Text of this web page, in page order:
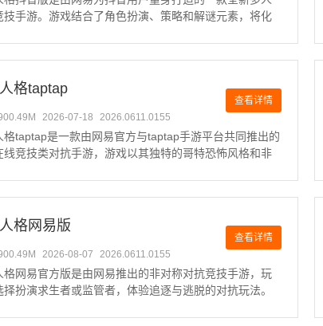
技手游。游戏结合了角色扮演、策略和解谜元素，将化
格taptap
2026-07-18 2026.0611.0155
查看详情
格taptap是一款由网易官方与taptap手游平台共同推出的
线竞技类对抗手游，游戏以其独特的哥特恐怖风格和非
格网易版
2026-08-07 2026.0611.0155
查看详情
格网易官方版是由网易推出的非对称对抗竞技手游，玩
择扮演求生者或监管者，体验追逐与逃脱的对抗玩法。